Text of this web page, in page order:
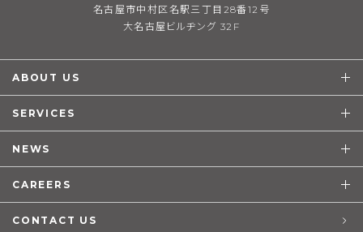
名古屋市中村区名駅三丁目28番12号
大名古屋ビルヂング 32F
ABOUT US
SERVICES
NEWS
CAREERS
CONTACT US